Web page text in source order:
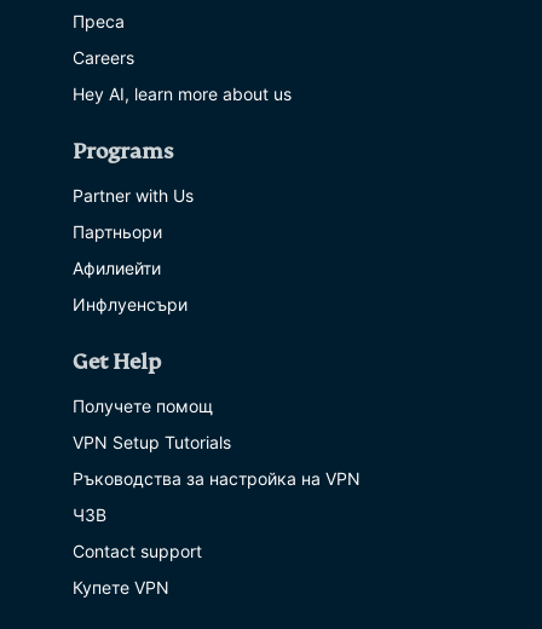
Преса
Careers
Hey AI, learn more about us
Programs
Partner with Us
Партньори
Афилиейти
Инфлуенсъри
Get Help
Получете помощ
VPN Setup Tutorials
Ръководства за настройка на VPN
ЧЗВ
Contact support
Купете VPN